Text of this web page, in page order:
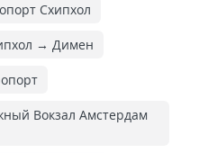
Схипхол
→ Димен
Вокзал Амстердам